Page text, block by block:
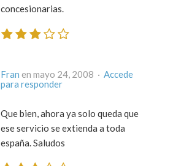
concesionarias.
Fran en mayo 24, 2008 · Accede
para responder
Que bien, ahora ya solo queda que
ese servicio se extienda a toda
españa. Saludos